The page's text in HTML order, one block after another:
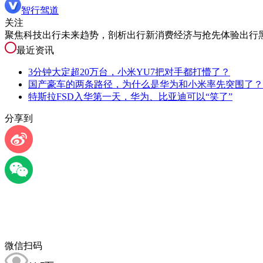
智行驾道
关注
聚焦科技出行未来趋势，剖析出行新消费经济与抢先体验出行
最近资讯
3分钟大定超20万台，小米YU7把对手都打懵了？
国产豪车的两条路径，为什么是华为和小米率先突围了？
特斯拉FSD入华第一天，华为、比亚迪可以“笑了”
分享到
微信扫码